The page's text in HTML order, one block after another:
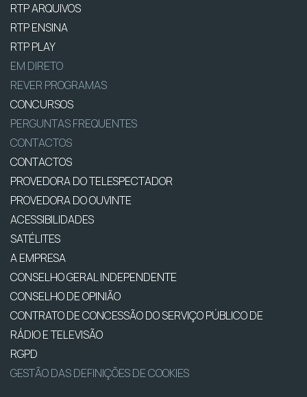
RTP ARQUIVOS
RTP ENSINA
RTP PLAY
EM DIRETO
REVER PROGRAMAS
CONCURSOS
PERGUNTAS FREQUENTES
CONTACTOS
CONTACTOS
PROVEDORA DO TELESPECTADOR
PROVEDORA DO OUVINTE
ACESSIBILIDADES
SATÉLITES
A EMPRESA
CONSELHO GERAL INDEPENDENTE
CONSELHO DE OPINIÃO
CONTRATO DE CONCESSÃO DO SERVIÇO PÚBLICO DE
RÁDIO E TELEVISÃO
RGPD
GESTÃO DAS DEFINIÇÕES DE COOKIES